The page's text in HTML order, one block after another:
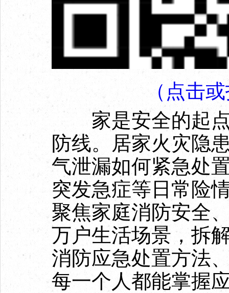
（点击
家是安全的起点
防线。居家火灾隐
气泄漏如何紧急处
突发急症等日常险
聚焦家庭消防安全
万户生活场景，拆
消防应急处置方法
每一个人都能掌握